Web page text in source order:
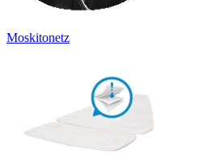
Moskitonetz